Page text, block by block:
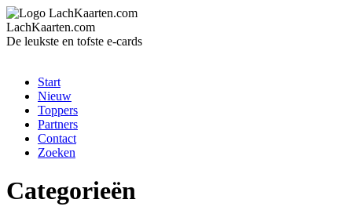
LachKaarten.com
De leukste en tofste e-cards
Start
Nieuw
Toppers
Partners
Contact
Zoeken
Categorieën